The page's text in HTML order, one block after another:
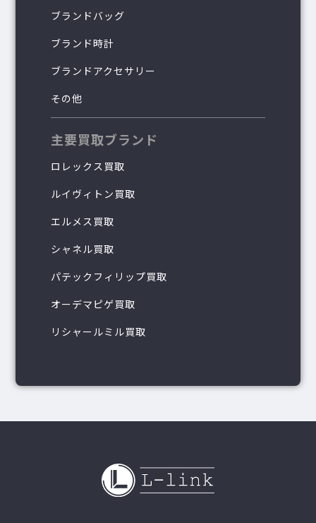
ブランドバッグ
ブランド時計
ブランドアクセサリー
その他
主要買取ブランド
ロレックス買取
ルイヴィトン買取
エルメス買取
シャネル買取
パテックフィリップ買取
オーデマピゲ買取
リシャールミル買取